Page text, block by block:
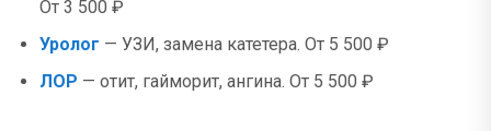
От 3 500 ₽
Уролог — УЗИ, замена катетера. От 5 500 ₽
ЛОР — отит, гайморит, ангина. От 5 500 ₽